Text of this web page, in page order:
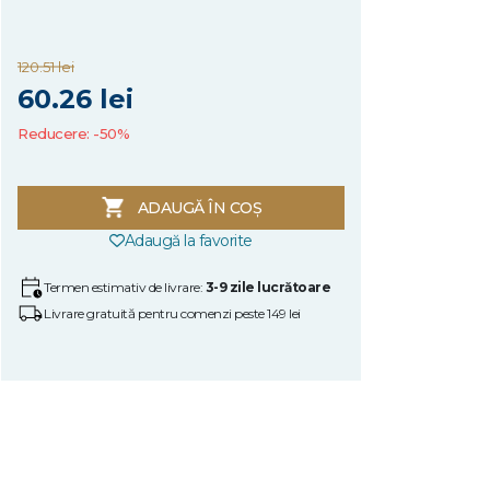
120.51 lei
60.26 lei
Reducere: -50%
ADAUGĂ ÎN COȘ
Adaugă la favorite
Termen estimativ de livrare: 3-9 zile lucrătoare
Livrare gratuită pentru comenzi peste 149 lei